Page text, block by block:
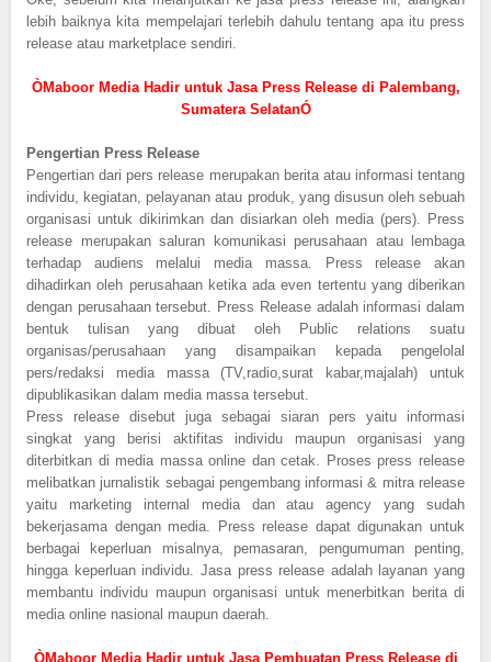
lebih baiknya kita mempelajari terlebih dahulu tentang apa itu press
release atau marketplace sendiri.
ÒMaboor Media Hadir untuk Jasa Press Release di Palembang,
Sumatera SelatanÓ
Pengertian Press Release
Pengertian dari pers release merupakan berita atau informasi tentang
individu, kegiatan, pelayanan atau produk, yang disusun oleh sebuah
organisasi untuk dikirimkan dan disiarkan oleh media (pers). Press
release merupakan saluran komunikasi perusahaan atau lembaga
terhadap audiens melalui media massa. Press release akan
dihadirkan oleh perusahaan ketika ada even tertentu yang diberikan
dengan perusahaan tersebut. Press Release adalah informasi dalam
bentuk tulisan yang dibuat oleh Public relations suatu
organisas/perusahaan yang disampaikan kepada pengelolal
pers/redaksi media massa (TV,radio,surat kabar,majalah) untuk
dipublikasikan dalam media massa tersebut.
Press release disebut juga sebagai siaran pers yaitu informasi
singkat yang berisi aktifitas individu maupun organisasi yang
diterbitkan di media massa online dan cetak. Proses press release
melibatkan jurnalistik sebagai pengembang informasi & mitra release
yaitu marketing internal media dan atau agency yang sudah
bekerjasama dengan media. Press release dapat digunakan untuk
berbagai keperluan misalnya, pemasaran, pengumuman penting,
hingga keperluan individu. Jasa press release adalah layanan yang
membantu individu maupun organisasi untuk menerbitkan berita di
media online nasional maupun daerah.
ÒMaboor Media Hadir untuk Jasa Pembuatan Press Release di